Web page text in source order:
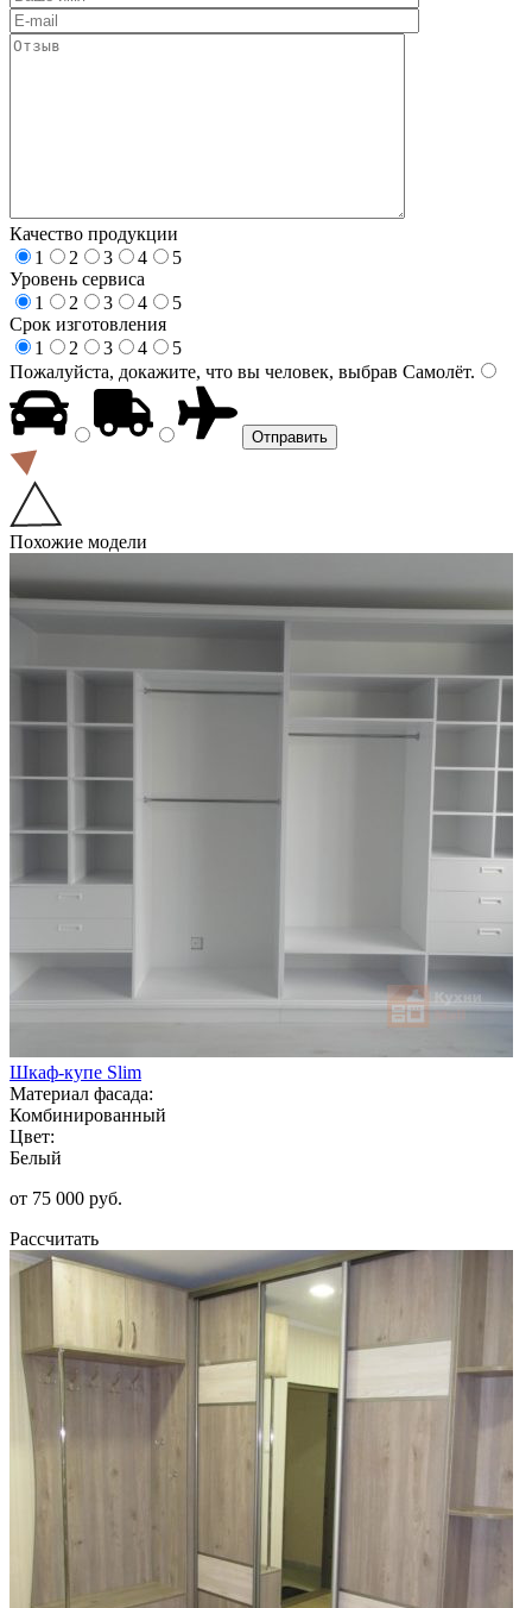
Качество продукции
1
2 3 4
5
Уровень сервиса
1
2 3 4
5
Срок изготовления
1
2 3 4
5
Пожалуйста, докажите, что вы человек, выбрав Самолёт.
Похожие модели
Шкаф-купе Slim
Материал фасада:
Комбинированный
Цвет:
Белый
от 75 000 руб.
Рассчитать